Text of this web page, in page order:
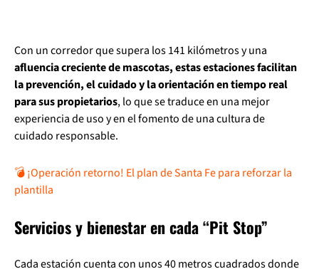
Con un corredor que supera los 141 kilómetros y una
afluencia creciente de mascotas, estas estaciones facilitan
la prevención, el cuidado y la orientación en tiempo real
para sus propietarios, lo que se traduce en una mejor
experiencia de uso y en el fomento de una cultura de
cuidado responsable.
💣 ¡Operación retorno! El plan de Santa Fe para reforzar la
plantilla
Servicios y bienestar en cada “Pit Stop”
Cada estación cuenta con unos 40 metros cuadrados donde